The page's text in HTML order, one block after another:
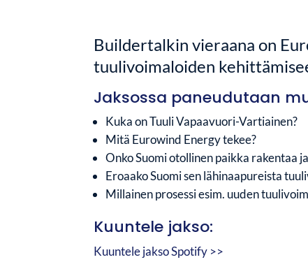
Buildertalkin vieraana on
tuulivoimaloiden
Jaksossa paneudutaan
Kuka on Tuuli Vapaavuori-Vartiainen?
Mitä Eurowind Energy tekee?
Onko Suomi otollinen paikka rakentaa
Eroaako Suomi sen lähinaapureista
Millainen prosessi esim. uuden
Kuuntele jakso:
Kuuntele jakso Spotify >>